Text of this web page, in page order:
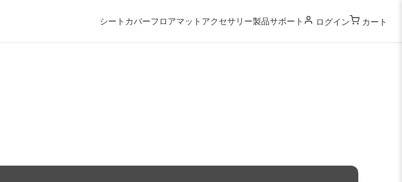
シートカバーフロアマット アクセサリー製品サポート ログイン カート